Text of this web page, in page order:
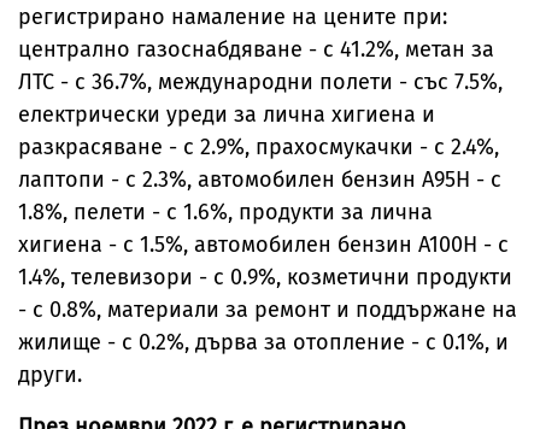
регистрирано намаление на цените при:
централно газоснабдяване - с 41.2%, метан за
ЛТС - с 36.7%, международни полети - със 7.5%,
електрически уреди за лична хигиена и
разкрасяване - с 2.9%, прахосмукачки - с 2.4%,
лаптопи - с 2.3%, автомобилен бензин А95Н - с
1.8%, пелети - с 1.6%, продукти за лична
хигиена - с 1.5%, автомобилен бензин А100Н - с
1.4%, телевизори - с 0.9%, козметични продукти
- с 0.8%, материали за ремонт и поддържане на
жилище - с 0.2%, дърва за отопление - с 0.1%, и
други.